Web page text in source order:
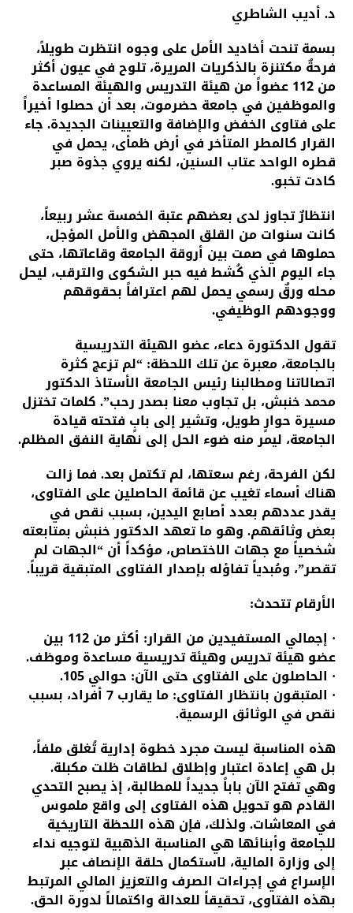
د. أديب الشاطري
بسمة تنحت أخاديد الأمل على وجوه انتظرت طويلاً،
فرحةٌ مكتنزة بالذكريات المريرة، تلوح في عيون أكثر
من 112 عضواً من هيئة التدريس والهيئة المساعدة
والموظفين في جامعة حضرموت، بعد أن حصلوا أخيراً
على فتاوى الخفض والإضافة والتعيينات الجديدة. جاء
القرار كالمطر المتأخر في أرض ظمأى، يحمل في
قطره الواحد عتاب السنين، لكنه يروي جذوة صبر
كادت تخبو.
انتظارٌ تجاوز لدى بعضهم عتبة الخمسة عشر ربيعاً،
كانت سنوات من القلق المجهض والأمل المؤجل،
حملوها في صمت بين أروقة الجامعة وقاعاتها، حتى
جاء اليوم الذي كُشط فيه حبر الشكوى والترقب، ليحل
محله ورقٌ رسمي يحمل لهم اعترافاً بحقوقهم
ووجودهم الوظيفي.
تقول الدكتورة دعاء، عضو الهيئة التدريسية
بالجامعة، معبرة عن تلك اللحظة: “لم تزعج كثرة
اتصالاتنا ومطالبنا رئيس الجامعة الأستاذ الدكتور
محمد خنبش، بل تجاوب معنا بصدر رحب”. كلمات تختزل
مسيرة حوارٍ طويل، وتشير إلى بابٍ فتحته قيادة
الجامعة، ليمر منه ضوء الحل إلى نهاية النفق المظلم.
لكن الفرحة، رغم سعتها، لم تكتمل بعد. فما زالت
هناك أسماء تغيب عن قائمة الحاصلين على الفتاوى،
يقدر عددهم بعدد أصابع اليدين، بسبب نقص في
بعض وثائقهم. وهو ما تعهد الدكتور خنبش بمتابعته
شخصياً مع جهات الاختصاص، مؤكداً أن “الجهات لم
تقصر”، ومُبدياً تفاؤله بإصدار الفتاوى المتبقية قريباً.
الأرقام تتحدث:
· إجمالي المستفيدين من القرار: أكثر من 112 بين
عضو هيئة تدريس وهيئة تدريسية مساعدة وموظف.
· الحاصلون على الفتاوى حتى الآن: حوالي 105.
· المتبقون بانتظار الفتاوى: ما يقارب 7 أفراد، بسبب
نقص في الوثائق الرسمية.
هذه المناسبة ليست مجرد خطوة إدارية تُغلق ملفاً،
بل هي إعادة اعتبار وإطلاق لطاقات ظلت مكبلة.
وهي تفتح الآن باباً جديداً للمطالبة، إذ يصبح التحدي
القادم هو تحويل هذه الفتاوى إلى واقع ملموس
في المعاشات. ولذلك، فإن هذه اللحظة التاريخية
للجامعة وأبنائها هي المناسبة الذهبية لتوجيه نداء
إلى وزارة المالية، لاستكمال حلقة الإنصاف عبر
الإسراع في إجراءات الصرف والتعزيز المالي المرتبط
بهذه الفتاوى، تحقيقاً للعدالة واكتمالاً لدورة الحق.